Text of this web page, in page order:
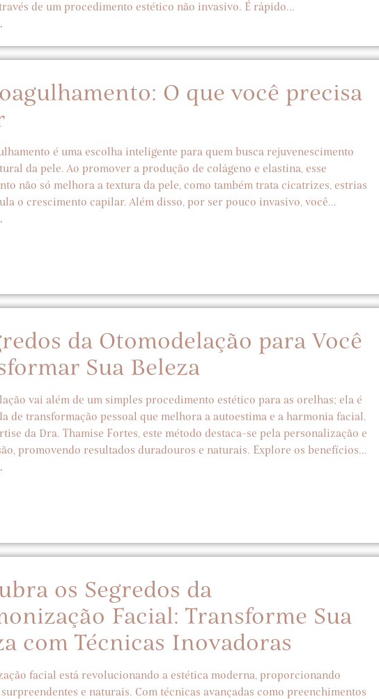
de um procedimento estético não invasivo. É rápido...
O que você precisa
é uma escolha inteligente para quem busca rejuvenescimento
da pele. Ao promover a produção de colágeno e elastina, esse
não só melhora a textura da pele, como também trata cicatrizes, estrias
o crescimento capilar. Além disso, por ser pouco invasivo, você...
da Otomodelação para Você
Sua Beleza
vai além de um simples procedimento estético para as orelhas; ela é
de transformação pessoal que melhora a autoestima e a harmonia facial.
da Dra. Thamise Fortes, este método destaca-se pela personalização e
promovendo resultados duradouros e naturais. Explore os benefícios...
os Segredos da
Facial: Transforme Sua
com Técnicas Inovadoras
facial está revolucionando a estética moderna, proporcionando
e naturais. Com técnicas avançadas como preenchimentos